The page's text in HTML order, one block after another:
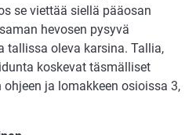
se viettää siellä pääosan
hevosen pysyvä
tallissa oleva karsina. Tallia,
koskevat täsmälliset
ja lomak­keen osioissa 3,